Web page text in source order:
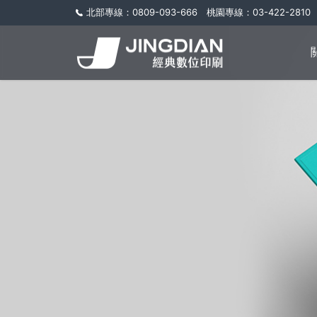
北部專線：0809-093-666 桃園專線：03-422-